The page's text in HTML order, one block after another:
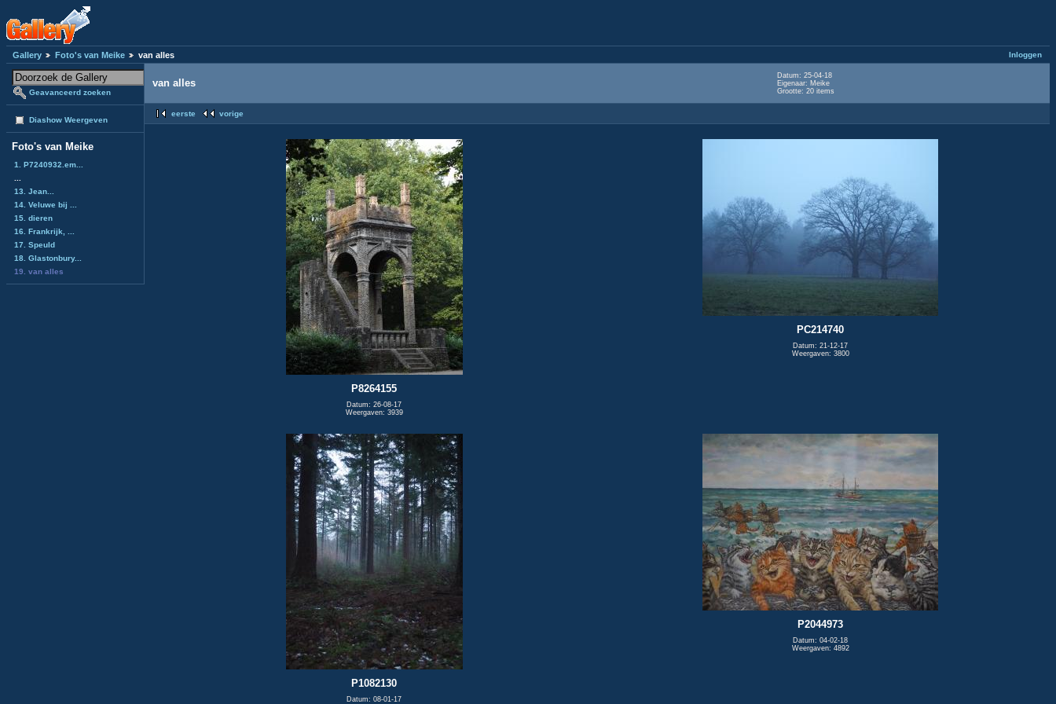
Inloggen
Gallery Foto's van Meike van alles
Geavanceerd zoeken
Diashow Weergeven
Foto's van Meike
1. P7240932.em...
13. Jean...
14. Veluwe bij ...
15. dieren
16. Frankrijk, ...
17. Speuld
18. Glastonbury...
19. van alles
van alles
Datum: 25-04-18
Eigenaar: Meike
Grootte: 20 items
eerste vorige
P8264155
Datum: 26-08-17
Weergaven: 3939
PC214740
Datum: 21-12-17
Weergaven: 3800
P1082130
Datum: 08-01-17
P2044973
Datum: 04-02-18
Weergaven: 4892